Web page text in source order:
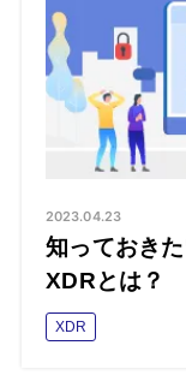
2023.04.23
知っておき
XDRとは？
XDR